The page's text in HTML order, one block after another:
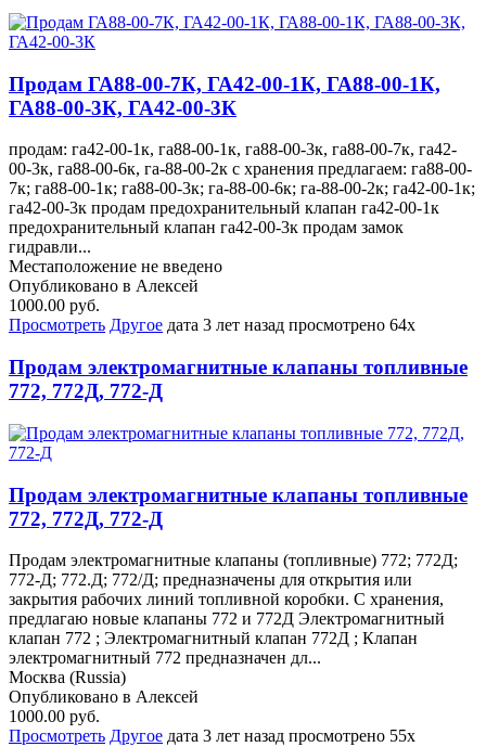
Продам ГА88-00-7К, ГА42-00-1К, ГА88-00-1К,
ГА88-00-3К, ГА42-00-3К
продам: га42-00-1к, га88-00-1к, га88-00-3к, га88-00-7к, га42-
00-3к, га88-00-6к, га-88-00-2к с хранения предлагаем: га88-00-
7к; га88-00-1к; га88-00-3к; га-88-00-6к; га-88-00-2к; га42-00-1к;
га42-00-3к продам предохранительный клапан га42-00-1к
предохранительный клапан га42-00-3к продам замок
гидравли...
Местаположение не введено
Опубликовано в Алексей
1000.00 руб.
Просмотреть Другое дата 3 лет назад просмотрено 64x
Продам электромагнитные клапаны топливные
772, 772Д, 772-Д
Продам электромагнитные клапаны топливные
772, 772Д, 772-Д
Продам электромагнитные клапаны (топливные) 772; 772Д;
772-Д; 772.Д; 772/Д; предназначены для открытия или
закрытия рабочих линий топливной коробки. С хранения,
предлагаю новые клапаны 772 и 772Д Электромагнитный
клапан 772 ; Электромагнитный клапан 772Д ; Клапан
электромагнитный 772 предназначен дл...
Москва (Russia)
Опубликовано в Алексей
1000.00 руб.
Просмотреть Другое дата 3 лет назад просмотрено 55x